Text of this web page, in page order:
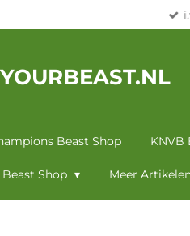
Beast Shop KNVB
Shop Meer